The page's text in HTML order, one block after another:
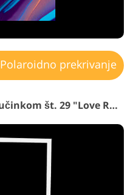
Polaroidno prekrivanje
Prekrivanje s polaroidnim učinkom št. 29 "Love Rhythm"